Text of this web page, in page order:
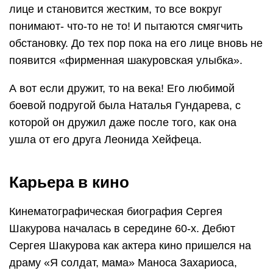
лице и становится жестким, то все вокруг
понимают- что-то не то! И пытаются смягчить
обстановку. До тех пор пока на его лице вновь не
появится «фирменная шакуровская улыбка».
А вот если дружит, то на века! Его любимой
боевой подругой была Наталья Гундарева, с
которой он дружил даже после того, как она
ушла от его друга Леонида Хейфеца.
Карьера в кино
Кинематографическая биография Сергея
Шакурова началась в середине 60-х. Дебют
Сергея Шакурова как актера кино пришелся на
драму «Я солдат, мама» Маноса Захариоса,